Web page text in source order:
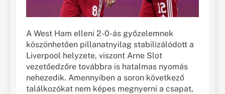
A West Ham elleni 2-0-ás győzelemnek
köszönhetően pillanatnyilag stabilizálódott a
Liverpool helyzete, viszont Arne Slot
vezetőedzőre továbbra is hatalmas nyomás
nehezedik. Amennyiben a soron következő
találkozókat nem képes megnyerni a csapat,